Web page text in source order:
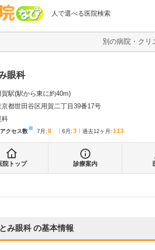
人で選べる医院検索
病院なび
眼科
賀駅(駅から東に約40m)
京都世田谷区用賀二丁目39番17号
科
アクセス数※ 7月 : 8 6月 : 3 過去12ヶ月: 113
院トップ 診療案内
み眼科の基本情報